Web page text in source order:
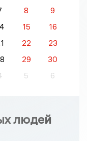
8
9
15
16
22
23
29
30
5 6
людей